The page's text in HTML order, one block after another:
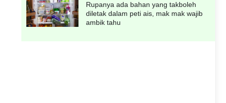
Rupanya ada bahan yang takboleh
diletak dalam peti ais, mak mak wajib
ambik tahu